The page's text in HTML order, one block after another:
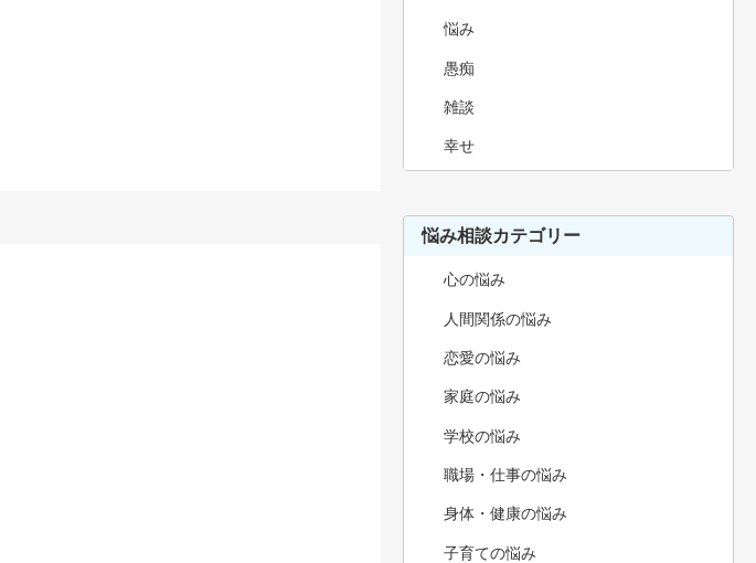
悩み
愚痴
雑談
幸せ
悩み相談カテゴリー
心の悩み
人間関係の悩み
恋愛の悩み
家庭の悩み
学校の悩み
職場・仕事の悩み
身体・健康の悩み
子育ての悩み